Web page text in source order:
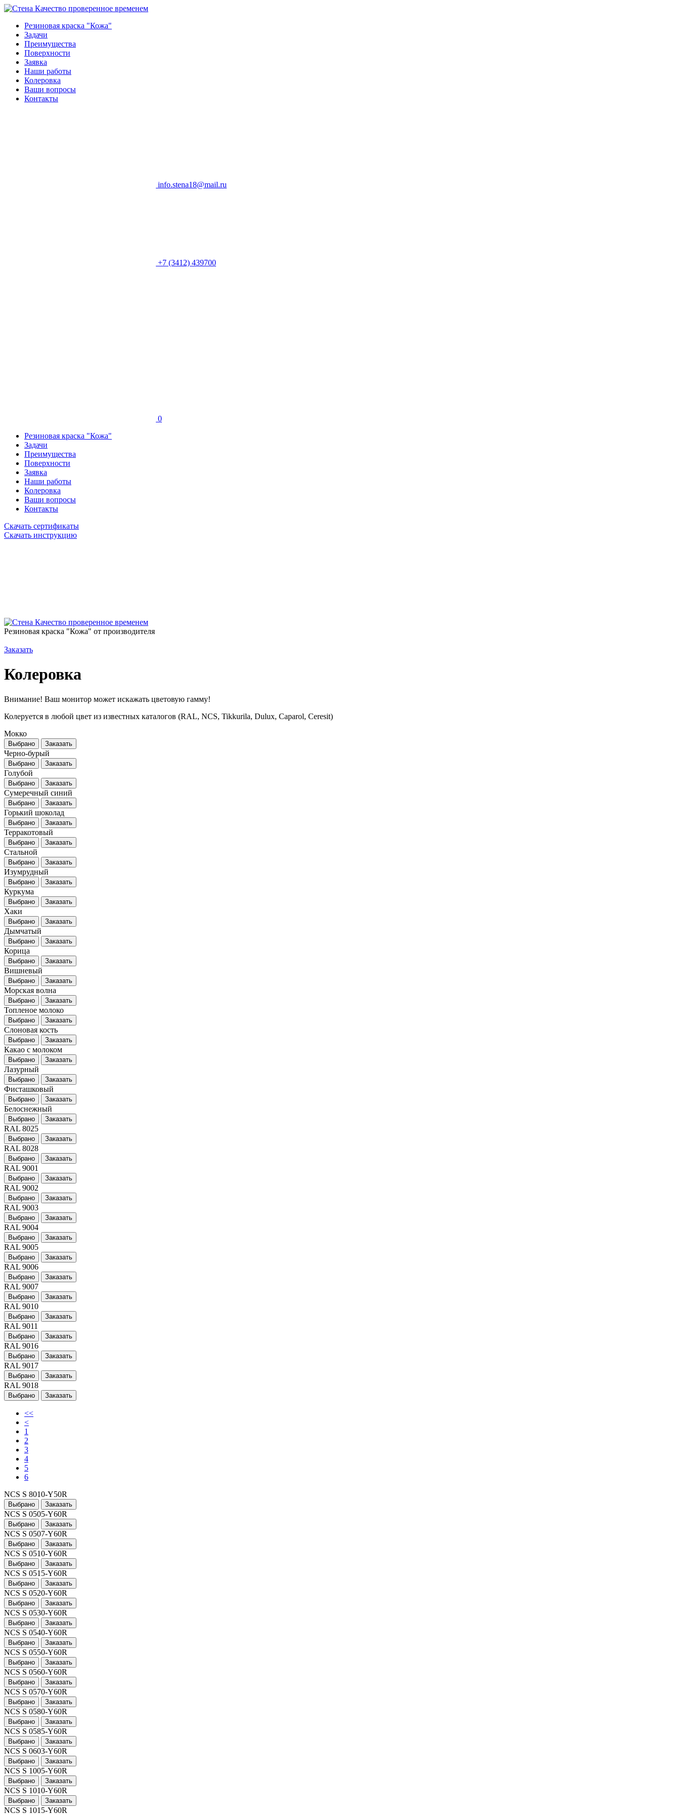
Качество проверенное временем
Резиновая краска "Кожа"
Задачи
Преимущества
Поверхности
Заявка
Наши работы
Колеровка
Ваши вопросы
Контакты
info.stena18@mail.ru
+7 (3412) 439700
0
Резиновая краска "Кожа"
Задачи
Преимущества
Поверхности
Заявка
Наши работы
Колеровка
Ваши вопросы
Контакты
Скачать сертификаты
Скачать инструкцию
Качество проверенное временем
Резиновая краска "Кожа" от производителя
Заказать
Колеровка
Внимание! Ваш монитор может искажать цветовую гамму!
Колеруется в любой цвет из известных каталогов (RAL, NCS, Tikkurila, Dulux, Caparol, Ceresit)
Мокко
Выбрано Заказать
Черно-бурый
Выбрано Заказать
Голубой
Выбрано Заказать
Сумеречный синий
Выбрано Заказать
Горький шоколад
Выбрано Заказать
Терракотовый
Выбрано Заказать
Стальной
Выбрано Заказать
Изумрудный
Выбрано Заказать
Куркума
Выбрано Заказать
Хаки
Выбрано Заказать
Дымчатый
Выбрано Заказать
Корица
Выбрано Заказать
Вишневый
Выбрано Заказать
Морская волна
Выбрано Заказать
Топленое молоко
Выбрано Заказать
Слоновая кость
Выбрано Заказать
Какао с молоком
Выбрано Заказать
Лазурный
Выбрано Заказать
Фисташковый
Выбрано Заказать
Белоснежный
Выбрано Заказать
RAL 8025
Выбрано Заказать
RAL 8028
Выбрано Заказать
RAL 9001
Выбрано Заказать
RAL 9002
Выбрано Заказать
RAL 9003
Выбрано Заказать
RAL 9004
Выбрано Заказать
RAL 9005
Выбрано Заказать
RAL 9006
Выбрано Заказать
RAL 9007
Выбрано Заказать
RAL 9010
Выбрано Заказать
RAL 9011
Выбрано Заказать
RAL 9016
Выбрано Заказать
RAL 9017
Выбрано Заказать
RAL 9018
Выбрано Заказать
<<
<
1
2
3
4
5
6
NCS S 8010-Y50R
Выбрано Заказать
NCS S 0505-Y60R
Выбрано Заказать
NCS S 0507-Y60R
Выбрано Заказать
NCS S 0510-Y60R
Выбрано Заказать
NCS S 0515-Y60R
Выбрано Заказать
NCS S 0520-Y60R
Выбрано Заказать
NCS S 0530-Y60R
Выбрано Заказать
NCS S 0540-Y60R
Выбрано Заказать
NCS S 0550-Y60R
Выбрано Заказать
NCS S 0560-Y60R
Выбрано Заказать
NCS S 0570-Y60R
Выбрано Заказать
NCS S 0580-Y60R
Выбрано Заказать
NCS S 0585-Y60R
Выбрано Заказать
NCS S 0603-Y60R
Выбрано Заказать
NCS S 1005-Y60R
Выбрано Заказать
NCS S 1010-Y60R
Выбрано Заказать
NCS S 1015-Y60R